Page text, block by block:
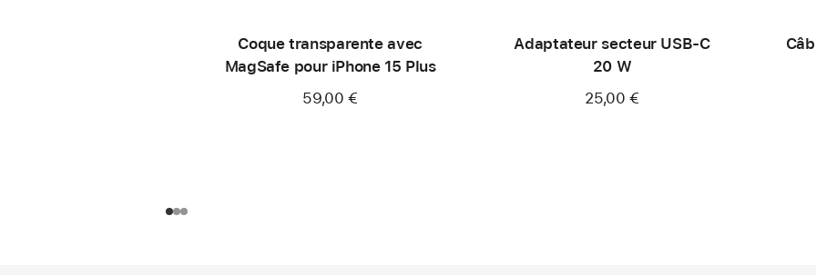
Coque transparente avec
MagSafe pour iPhone 15 Plus
59,00 €
Adaptateur secteur USB‑C
20 W
25,00 €